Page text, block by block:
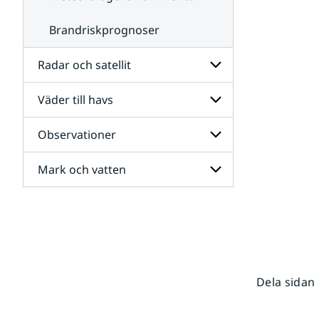
Brandriskprognoser
Radar och satellit
Undersidor
för
Radar
och
satellit
Väder till havs
Undersidor
för
Väder
till
havs
Observationer
Undersidor
för
Mark och vatten
Dela sidan